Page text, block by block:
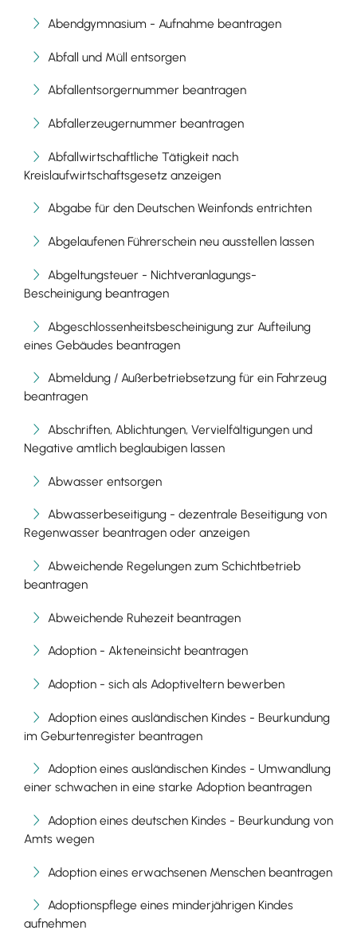
Abendgymnasium - Aufnahme beantragen
Abfall und Müll entsorgen
Abfallentsorgernummer beantragen
Abfallerzeugernummer beantragen
Abfallwirtschaftliche Tätigkeit nach
Kreislaufwirtschaftsgesetz anzeigen
Abgabe für den Deutschen Weinfonds entrichten
Abgelaufenen Führerschein neu ausstellen lassen
Abgeltungsteuer - Nichtveranlagungs-
Bescheinigung beantragen
Abgeschlossenheitsbescheinigung zur Aufteilung
eines Gebäudes beantragen
Abmeldung / Außerbetriebsetzung für ein Fahrzeug
beantragen
Abschriften, Ablichtungen, Vervielfältigungen und
Negative amtlich beglaubigen lassen
Abwasser entsorgen
Abwasserbeseitigung - dezentrale Beseitigung von
Regenwasser beantragen oder anzeigen
Abweichende Regelungen zum Schichtbetrieb
beantragen
Abweichende Ruhezeit beantragen
Adoption - Akteneinsicht beantragen
Adoption - sich als Adoptiveltern bewerben
Adoption eines ausländischen Kindes - Beurkundung
im Geburtenregister beantragen
Adoption eines ausländischen Kindes - Umwandlung
einer schwachen in eine starke Adoption beantragen
Adoption eines deutschen Kindes - Beurkundung von
Amts wegen
Adoption eines erwachsenen Menschen beantragen
Adoptionspflege eines minderjährigen Kindes
aufnehmen